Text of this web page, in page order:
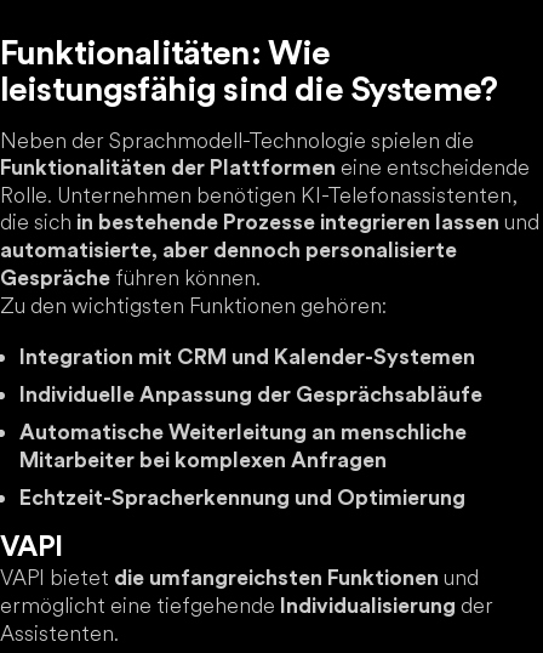
Funktionalitäten: Wie
leistungsfähig sind die Systeme?
Neben der Sprachmodell-Technologie spielen die
Funktionalitäten der Plattformen eine entscheidende
Rolle. Unternehmen benötigen KI-Telefonassistenten,
die sich in bestehende Prozesse integrieren lassen und
automatisierte, aber dennoch personalisierte
Gespräche führen können.
Zu den wichtigsten Funktionen gehören:
Integration mit CRM und Kalender-Systemen
Individuelle Anpassung der Gesprächsabläufe
Automatische Weiterleitung an menschliche
Mitarbeiter bei komplexen Anfragen
Echtzeit-Spracherkennung und Optimierung
VAPI
VAPI bietet die umfangreichsten Funktionen und
ermöglicht eine tiefgehende
Individualisierung der
Assistenten.